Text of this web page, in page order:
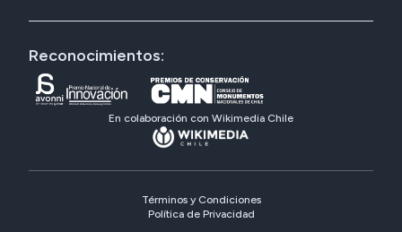
Reconocimientos:
En colaboración con Wikimedia Chile
Términos y Condiciones
Política de Privacidad